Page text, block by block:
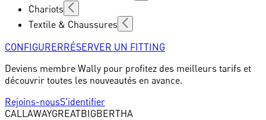
Chariots
Textile & Chaussures
CONFIGURERRÉSERVER UN FITTING
Deviens membre Wally pour profitez des meilleurs tarifs et
découvrir toutes les nouveautés en avance.
Rejoins-nousS'identifier
CALLAWAYGREATBIGBERTHA